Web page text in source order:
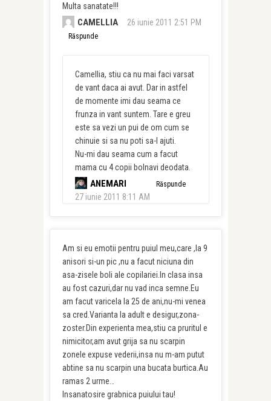
Multa sanatate!!!
CAMELLIA 26 iunie 2011 2:51 PM
Răspunde
Camellia, stiu ca nu mai faci varsat
de vant daca ai avut. Dar in astfel
de momente imi dau seama ce
frunza in vant suntem. Tare e greu
este sa vezi un pui de om cum se
chinuie si sa nu poti sa-l ajuti.
Nu-mi dau seama cum a facut
mama cu 4 copii bolnavi deodata.
ANEMARI
27 iunie 2011 8:11 AM
Răspunde
Am si eu emotii pentru puiul meu,care ,la 9
anisori si-un pic ,nu a facut niciuna din
asa-zisele boli ale copilariei.In clasa insa
au fost cazuri,dar nu vad inca semne.Eu
am facut varicela la 25 de ani,nu-mi venea
sa cred.Varianta la adult e desigur,zona-
zoster.Din experienta mea,stiu ca pruritul e
nimicitor,am avut grija sa nu scarpin
zonele expuse vederii,insa nu m-am putut
abtine sa nu scarpin una bucata burtica.Au
ramas 2 urme…
Insanatosire grabnica puiului tau!